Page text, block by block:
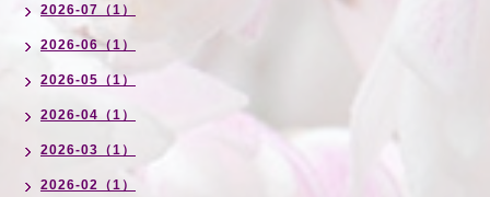
2026-07（1）
2026-06（1）
2026-05（1）
2026-04（1）
2026-03（1）
2026-02（1）